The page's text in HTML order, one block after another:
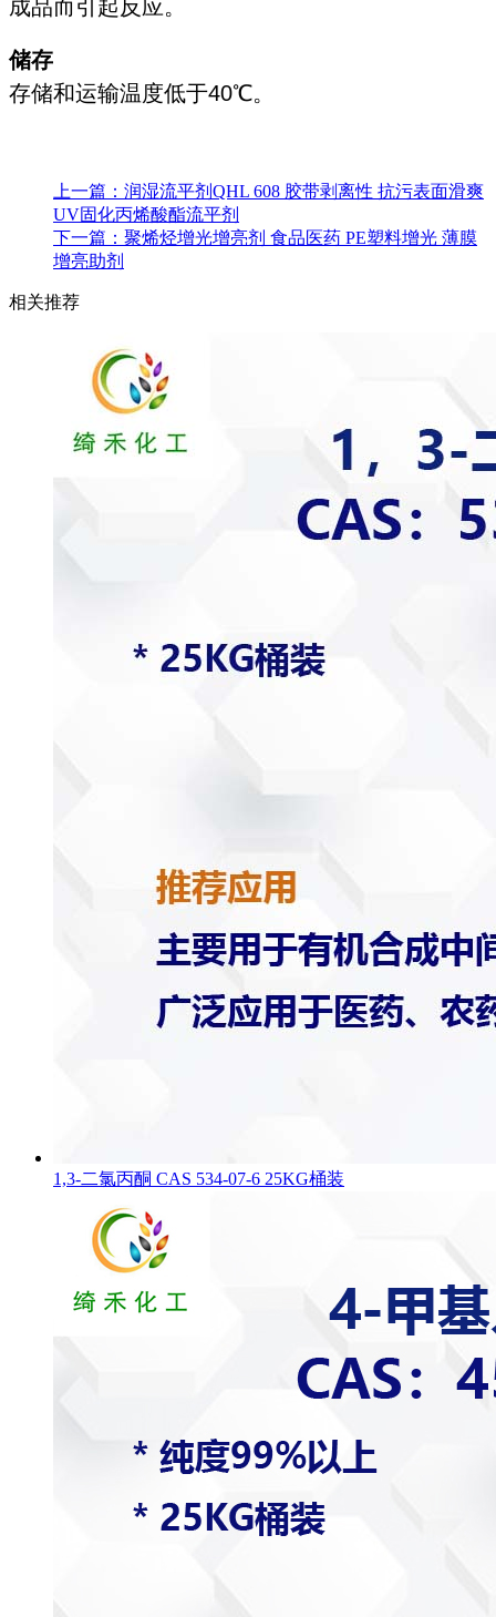
成品而引起反应。
储存
存储和运输温度低于40℃。
上一篇： 润湿流平剂QHL 608 胶带剥离性 抗污表面滑爽
UV固化丙烯酸酯流平剂
下一篇： 聚烯烃增光增亮剂 食品医药 PE塑料增光 薄膜
增亮助剂
相关推荐
1,3-二氯丙酮 CAS 534-07-6 25KG桶装